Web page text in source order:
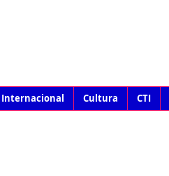
Internacional Cultura CTI